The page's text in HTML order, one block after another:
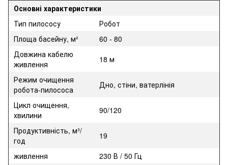
Основні характеристики
Тип пилососу
Робот
Площа басейну, м²
60 - 80
Довжина кабелю
живлення
18 м
Режим очищення
робота-пилососа
Дно, стіни, ватерлінія
Цикл очищення,
хвилини
90/120
Продуктивність, м³/
год
19
живлення
230 В / 50 Гц